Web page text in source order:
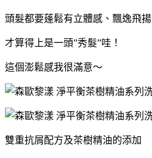
頭髮都要蓬鬆有立體感、 飄逸飛揚
才算得上是一頭”秀髮”哇！
這個澎鬆感我很滿意～
雙重抗屑配方及茶樹精油的添加